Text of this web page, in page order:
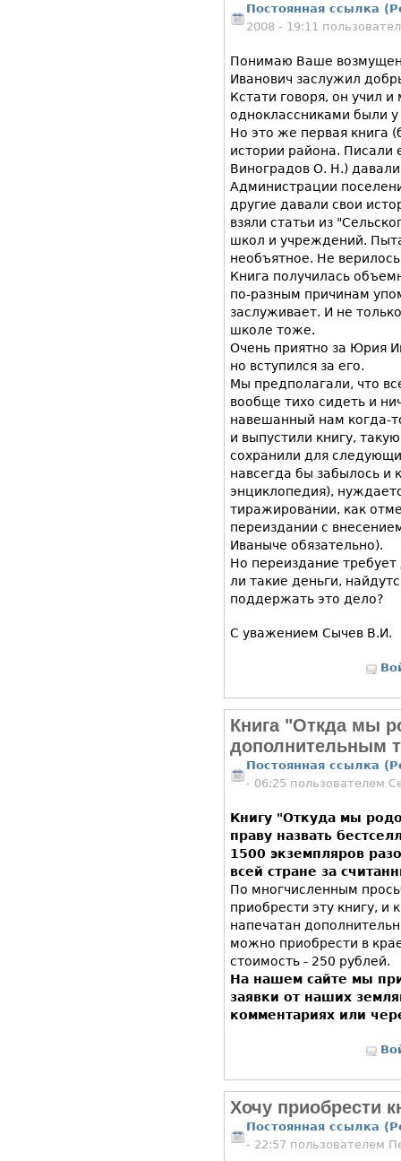
Постоянная ссылка
2008 - 19:11
Понимаю Ваше
Иванович заслужил
Кстати говоря, он учил
одноклассниками были
Но это же первая книга
истории района. Писали
Виноградов О. Н.)
Администрации
другие давали свои
взяли статьи из
школ и учреждений.
необъятное. Не
Книга получилась
по-разным причинам
заслуживает. И не
школе тоже.
Очень приятно за Юрия
но вступился за его.
Мы предполагали, что
вообще тихо сидеть и
навешанный нам когда-
и выпустили книгу,
сохранили для
навсегда бы забылось и
энциклопедия),
тиражировании, как
переиздании с
Иваныче обязательно).
Но переиздание
ли такие деньги,
поддержать это дело?
С уважением Сычев В.И.
Книга "Откда мы
дополнительным
Постоянная ссылка
- 06:25 пользователем
Книгу "Откуда мы
праву назвать
1500 экземпляров
всей стране за
По многчисленным
приобрести эту книгу, и
напечатан
можно приобрести в
стоимость - 250 рублей.
На нашем сайте мы
заявки от наших
комментариях или
Хочу приобрести
Постоянная ссылка
- 22:57 пользователем